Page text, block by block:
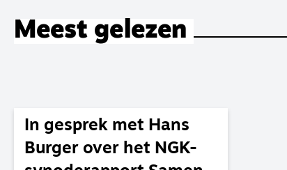
Meest gelezen
In gesprek met Hans
Burger over het NGK-